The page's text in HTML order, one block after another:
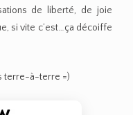
de liberté, de joie
si vite c’est…ça décoiffe
terre-à-terre =)